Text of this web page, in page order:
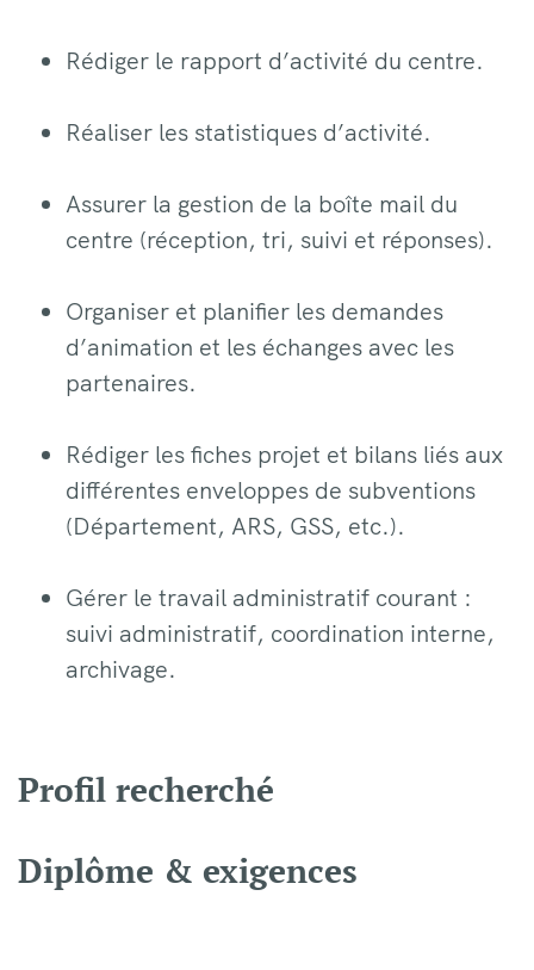
Rédiger le rapport d’activité du centre.
Réaliser les statistiques d’activité.
Assurer la gestion de la boîte mail du
centre (réception, tri, suivi et réponses).
Organiser et planifier les demandes
d’animation et les échanges avec les
partenaires.
Rédiger les fiches projet et bilans liés aux
différentes enveloppes de subventions
(Département, ARS, GSS, etc.).
Gérer le travail administratif courant :
suivi administratif, coordination interne,
archivage.
Profil recherché
Diplôme & exigences